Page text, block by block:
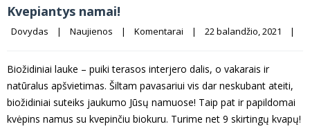
Kvepiantys namai!
Dovydas | Naujienos | Komentarai | 22 balandžio, 2021 |
Biožidiniai lauke – puiki terasos interjero dalis, o vakarais ir
natūralus apšvietimas. Šiltam pavasariui vis dar neskubant ateiti,
biožidiniai suteiks jaukumo Jūsų namuose! Taip pat ir papildomai
kvėpins namus su kvepinčiu biokuru. Turime net 9 skirtingų kvapų!